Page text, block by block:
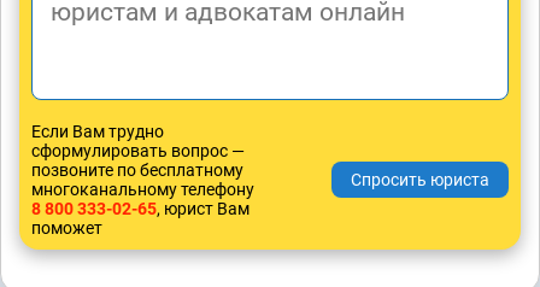
Если Вам трудно
сформулировать вопрос —
позвоните по бесплатному
многоканальному телефону
8 800 333-02-65, юрист Вам
поможет